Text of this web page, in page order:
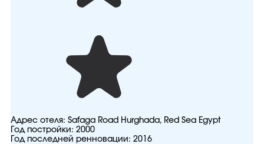
Адрес отеля: Safaga Road Hurghada, Red Sea Egypt
Год постройки: 2000
Год последней ренновации: 2016